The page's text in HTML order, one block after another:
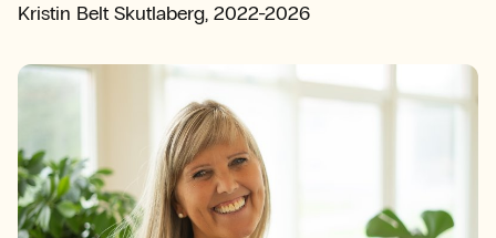
Kristin Belt Skutlaberg, 2022-2026